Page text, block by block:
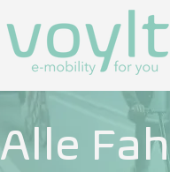
Alle